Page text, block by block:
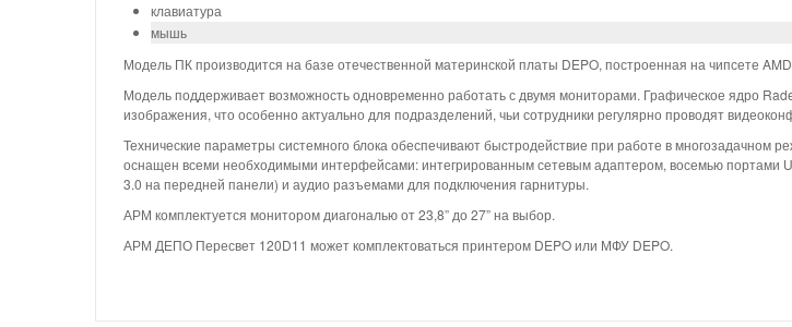
клавиатура
мышь
Модель ПК производится на базе отечественной материнской платы DEPO, построенная на чипсете
Модель поддерживает возможность одновременно работать с двумя мониторами. Графическое ядро
изображения, что особенно актуально для подразделений, чьи сотрудники регулярно проводят
Технические параметры системного блока обеспечивают быстродействие при работе в многозадачном
оснащен всеми необходимыми интерфейсами: интегрированным сетевым адаптером, восемью портами
3.0 на передней панели) и аудио разъемами для подключения гарнитуры.
АРМ комплектуется монитором диагональю от 23,8” до 27” на выбор.
АРМ ДЕПО Пересвет 120D11 может комплектоваться принтером DEPO или МФУ DEPO.